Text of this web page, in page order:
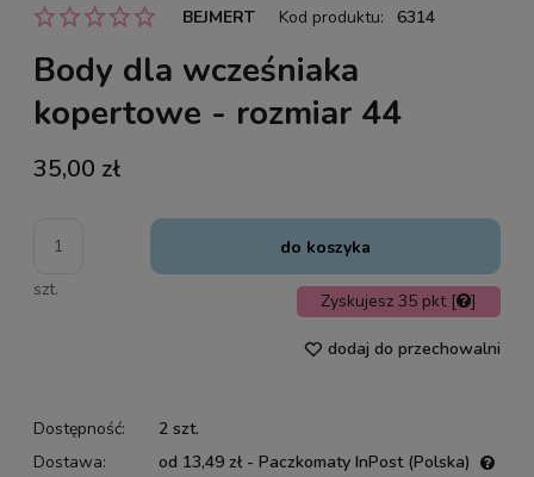
BEJMERT Kod produktu: 6314
Body dla wcześniaka
kopertowe - rozmiar 44
35,00 zł
szt.
do koszyka
Zyskujesz 35 pkt [ ]
dodaj do przechowalni
Dostępność:
2 szt.
Dostawa:
od 13,49 zł - Paczkomaty InPost (Polska)